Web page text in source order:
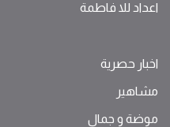
اعداد للا فاطمة
اخبار حصرية
مشاهير
موضة ‫و‬ ‫‬‫جمال‬